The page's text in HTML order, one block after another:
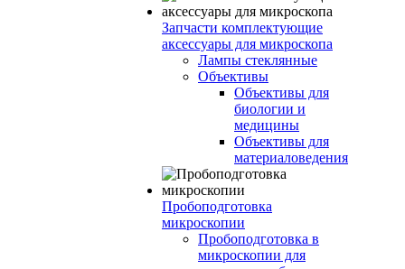
Запчасти комплектующие
аксессуары для микроскопа
Лампы стеклянные
Объективы
Объективы для
биологии и
медицины
Объективы для
материаловедения
Пробоподготовка
микроскопии
Пробоподготовка в
микроскопии для